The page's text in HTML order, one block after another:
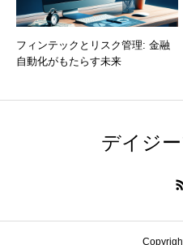
フィンテックとリスク管理: 金融
自動化がもたらす未来
デイジ